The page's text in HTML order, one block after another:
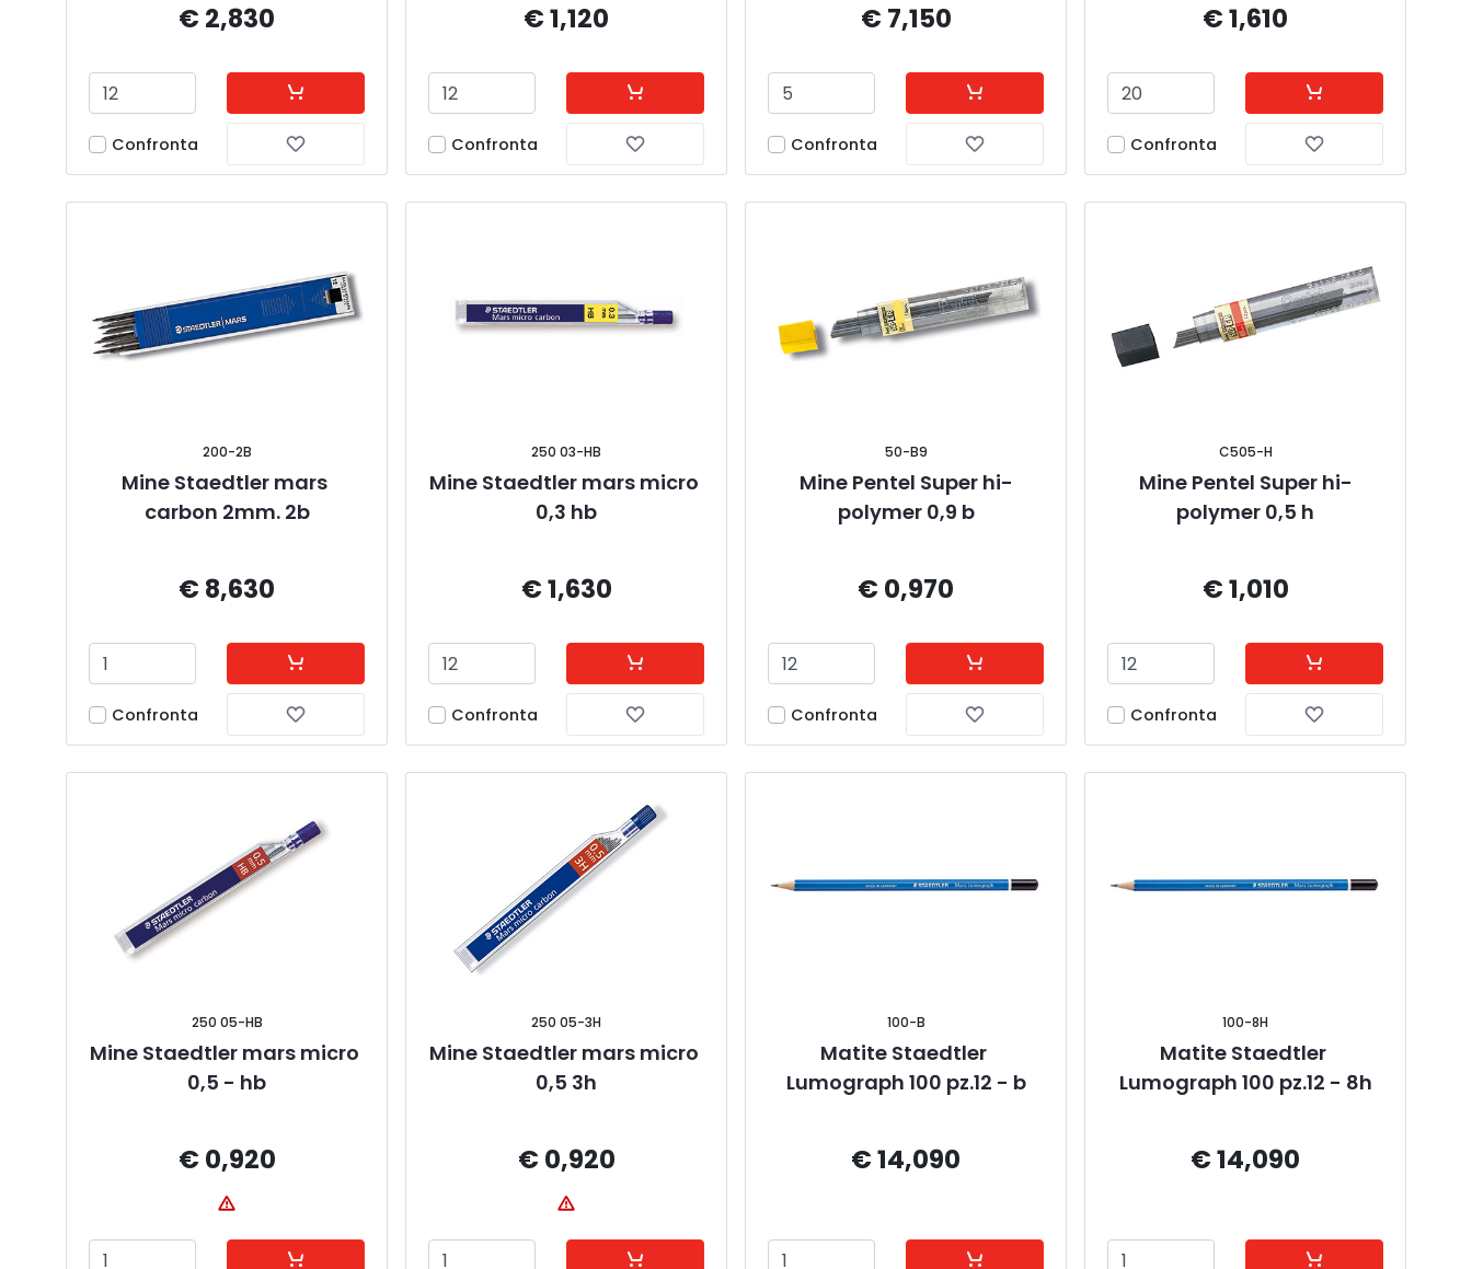
€ 2,830
Confronta
€ 1,120
Confronta
€ 7,150
Confronta
€ 1,610
Confronta
200-2B
Mine Staedtler mars
carbon 2mm. 2b
€ 8,630
Confronta
250 03-HB
Mine Staedtler mars micro
0,3 hb
€ 1,630
Confronta
50-B9
Mine Pentel Super hi-
polymer 0,9 b
€ 0,970
Confronta
C505-H
Mine Pentel Super hi-
polymer 0,5 h
€ 1,010
Confronta
250 05-HB
Mine Staedtler mars micro
0,5 - hb
€ 0,920
250 05-3H
Mine Staedtler mars micro
0,5 3h
€ 0,920
100-B
Matite Staedtler
Lumograph 100 pz.12 - b
€ 14,090
100-8H
Matite Staedtler
Lumograph 100 pz.12 - 8h
€ 14,090